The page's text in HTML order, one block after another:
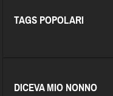
TAGS POPOLARI
DICEVA MIO NONNO